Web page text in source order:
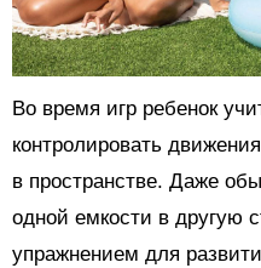
Во время игр ребенок
контролировать
в пространстве. Даже
одной емкости в другую
упражнением для